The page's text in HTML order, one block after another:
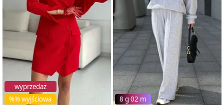
%% wyjściowa
wyprzedaż
8 g 02 m